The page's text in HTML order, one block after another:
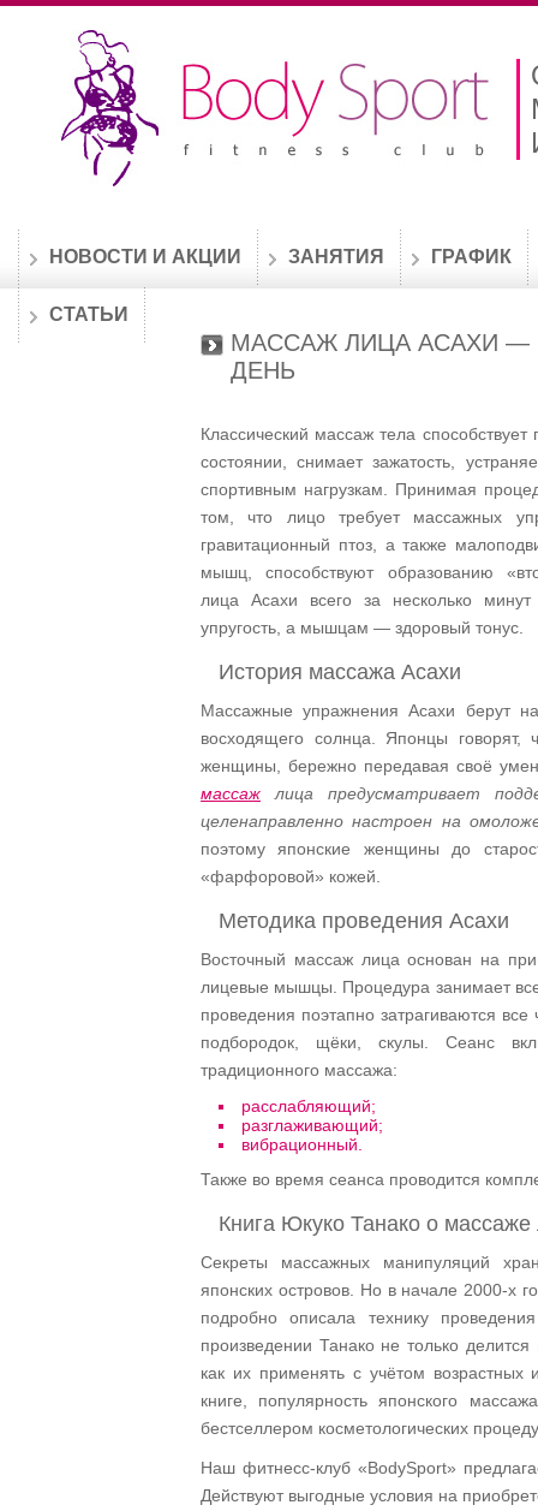
НОВОСТИ И АКЦИИ ЗАНЯТИЯ ГРАФИК
СТАТЬИ
МАССАЖ ЛИЦА АСАХИ —
ДЕНЬ
Классический массаж тела
состоянии, снимает зажатость,
спортивным нагрузкам. Принимая
том, что лицо требует массажных
гравитационный птоз, а также
мышц, способствуют образованию
лица Асахи всего за несколько
упругость, а мышцам — здоровый тонус.
История массажа Асахи
Массажные упражнения Асахи берут
восходящего солнца. Японцы
женщины, бережно передавая своё
массаж лица предусматривает
целенаправленно настроен на
поэтому японские женщины до
«фарфоровой» кожей.
Методика проведения Асахи
Восточный массаж лица основан на
лицевые мышцы. Процедура занимает
проведения поэтапно затрагиваются
подбородок, щёки, скулы. Сеанс
традиционного массажа:
расслабляющий;
разглаживающий;
вибрационный.
Также во время сеанса проводится
Книга Юкуко Танако о массаже
Секреты массажных манипуляций
японских островов. Но в начале 2000-х
подробно описала технику
произведении Танако не только
как их применять с учётом возрастных
книге, популярность японского
бестселлером косметологических
Наш фитнесс-клуб «BodySport»
Действуют выгодные условия на